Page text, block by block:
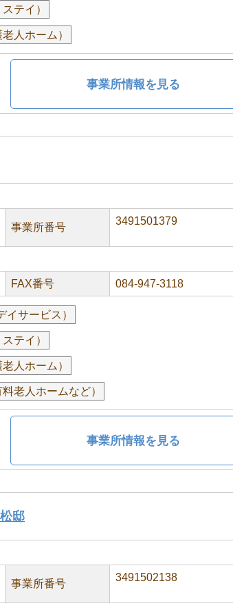
テイ）
人ホーム）
事業所情報を見る
事業所番号
3491501379
FAX番号 084-947-3118
イサービス）
テイ）
人ホーム）
老人ホームなど）
事業所情報を見る
邸
事業所番号
3491502138